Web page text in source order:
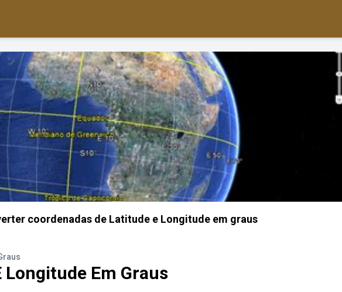
coordenadas de Latitude e Longitude em graus
Em Graus